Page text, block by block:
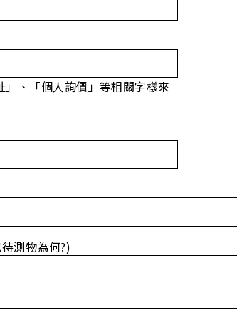
、「個人詢價」等相關字樣來
測物為何?)